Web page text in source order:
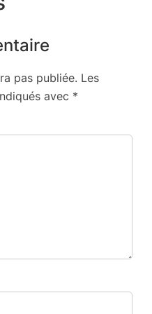
pas publiée. Les
avec *